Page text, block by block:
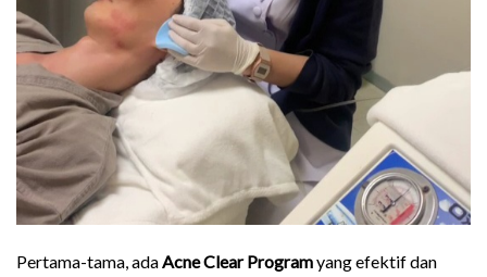
Pertama-tama, adaAcne Clear Programyang efektif dan